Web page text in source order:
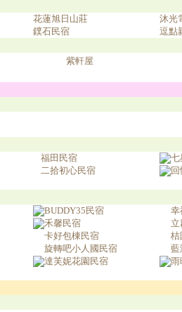
花蓮旭日山莊
鏷石民宿
沐光
逗點
紫軒屋
福田民宿
二拾初心民宿
七
BUDDY35民宿
禾馨民宿
卡好包棟民宿
旋轉吧小人國民宿
達芙妮花園民宿
幸
桔
藍
雨